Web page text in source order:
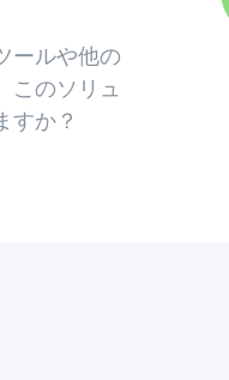
ールや他の
このソリュ
すか？